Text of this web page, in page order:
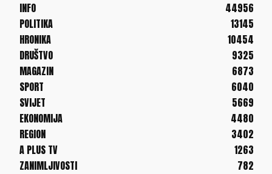
INFO
44956
POLITIKA
13145
HRONIKA
10454
DRUŠTVO
9325
MAGAZIN
6873
SPORT
6040
SVIJET
5669
EKONOMIJA
4480
REGION
3402
A PLUS TV
1263
ZANIMLJIVOSTI
782